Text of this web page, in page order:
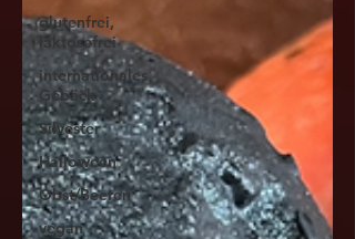
glutenfrei,
laktosefrei
internationales
Gebäck
Silvester
Halloween
Obst/Beeren
vegan